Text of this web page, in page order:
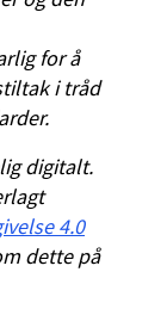
for å
i tråd
digitalt.
4.0
dette på